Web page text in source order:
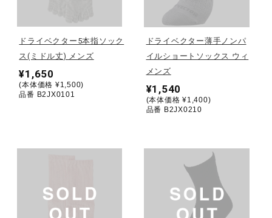
コラボ／ライセンス
セール
サポート
ドライベクター5本指ソック
ス(ミドル丈) メンズ
¥1,650
(本体価格 ¥1,500)
品番 B2JX0101
ドライベクター薄手ノンパ
イルショートソックス ウィ
メンズ
¥1,540
(本体価格 ¥1,400)
品番 B2JX0210